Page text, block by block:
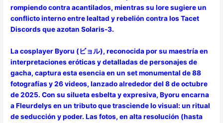
rompiendo contra acantilados, mientras su lore sugiere un
conflicto interno entre lealtad y rebelión contra los Tacet
Discords que azotan Solaris-3.
La cosplayer Byoru (ビョル), reconocida por su maestría en
interpretaciones eróticas y detalladas de personajes de
gacha, captura esta esencia en un set monumental de 88
fotografías y 26 videos, lanzado alrededor del 8 de octubre
de 2025. Con su silueta esbelta y expresiva, Byoru encarna
a Fleurdelys en un tributo que trasciende lo visual: un ritual
de seducción y poder. Las fotos, en alta resolución (hasta